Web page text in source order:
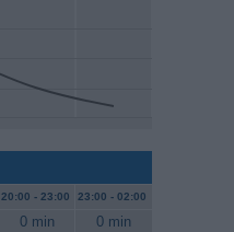
20:00 - 23:00 23:00 - 02:00
0 min 0 min